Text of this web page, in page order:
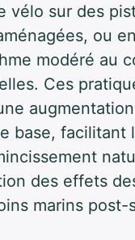
vélo sur des
ou en
modéré au
Ces
base, facilitant
des effets
marins post-